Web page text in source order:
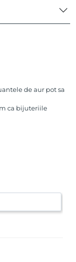
de aur pot sa
ca bijuteriile